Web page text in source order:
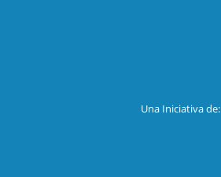
Una Iniciativa de: